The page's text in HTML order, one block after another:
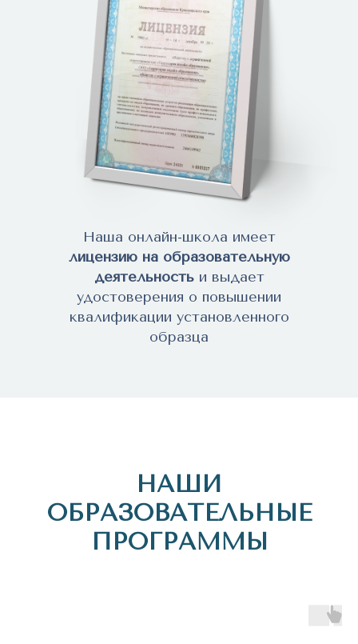
Наша онлайн-школа имеет
лицензию на образовательную
деятельностьи выдает
удостоверения о повышении
квалификации установленного
образца
НАШИ
ОБРАЗОВАТЕЛЬНЫЕ
ПРОГРАММЫ